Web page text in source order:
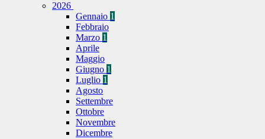
2026
Gennaio 1
Febbraio
Marzo 1
Aprile
Maggio
Giugno 1
Luglio 1
Agosto
Settembre
Ottobre
Novembre
Dicembre